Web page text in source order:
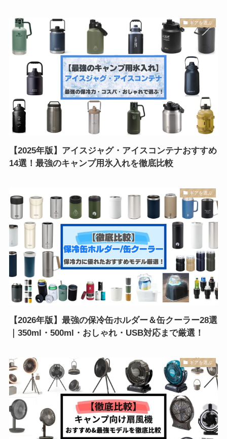
ギアを選ぶ
【2025年版】アイスジャグ・アイスコンテナおすすめ
14選！最強のキャンプ用氷入れを徹底比較
ギアを選ぶ
【2026年版】最強の保冷缶ホルダー＆缶クーラー28選
｜350ml・500ml・おしゃれ・USB対応まで厳選！
ギアを選ぶ